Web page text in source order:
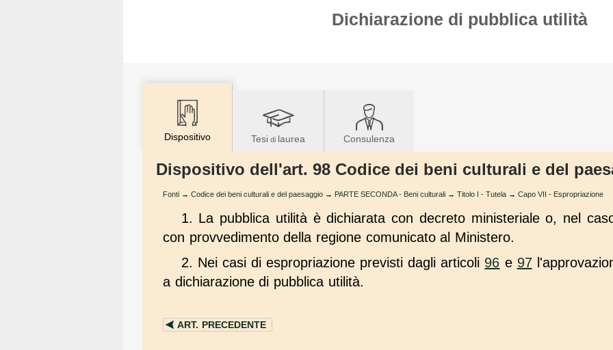
Dichiarazione di pubblica utilità
Dispositivo Tesi di laurea Consulenza
Dispositivo dell'art. 98 Codice dei beni culturali e del
Fonti → Codice dei beni culturali e del paesaggio → PARTE SECONDA - Beni culturali → Titolo I - Tutela → Capo VII - Espropriazione
1. La pubblica utilità è dichiarata con decreto ministeriale o, nel
con provvedimento della regione comunicato al Ministero.
2. Nei casi di espropriazione previsti dagli articoli 96 e 97
a dichiarazione di pubblica utilità.
ART. PRECEDENTE